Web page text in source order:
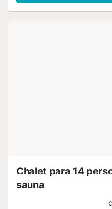
una cocina totalmente
Chalet para 14
sauna